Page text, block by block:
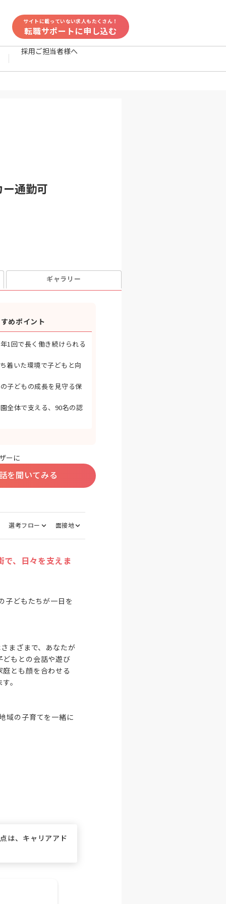
サイトに載っていない求人もたくさん！
転職サポートに申し込む
採用ご担当者様へ
通勤可
ギャラリー
めポイント
1回で長く働き続けられる
着いた環境で子どもと向
子どもの成長を見守る保
全体で支える、90名の認
ーに
を聞いてみる
選考フロー 面接地
で、日々を支えま
子どもたちが一日を
まざまで、あなたが
どもとの会話や遊び
とも顔を合わせる
。
域の子育てを一緒に
は、キャリアアド